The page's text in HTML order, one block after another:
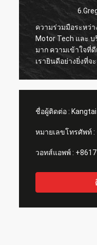
ความร่วมมือระหว่า
Motor Tech และ
มาก ความเข้าใจที่ดีเกี่ยวกับความต้องการของ
เรายินดีอย่างยิ่งที่จะ
แนะนำ!
ชื่อผู้ติดต่อ :
หมายเลขโทรศัพท์ :
วอทส์แอพพ์ :